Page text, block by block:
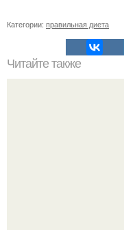
Категории: правильная диета
Читайте также